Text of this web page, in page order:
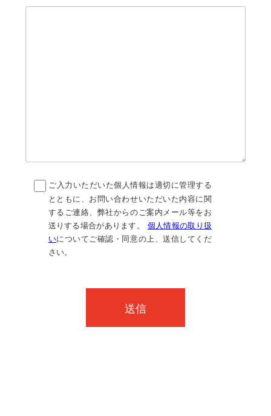
ご入力いただいた個人情報は適切に管理する
とともに、お問い合わせいただいた内容に関
するご連絡、弊社からのご案内メール等をお
送りする場合があります。
個人情報の取り扱
いについてご確認・同意の上、送信してくだ
さい。